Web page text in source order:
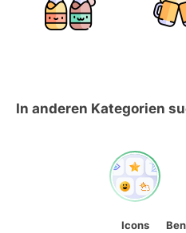
In anderen Kategorien
Icons